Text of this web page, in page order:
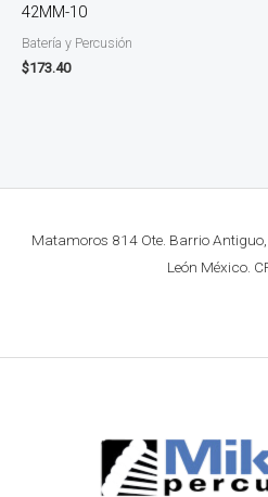
42MM-10
Batería y Percusión
$173.40
Matamoros 814 Ote. Barrio
León México.